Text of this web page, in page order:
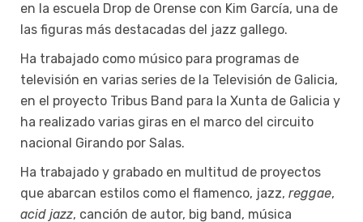
en la escuela Drop de Orense con Kim García, una de
las figuras más destacadas del jazz gallego.
Ha trabajado como músico para programas de
televisión en varias series de la Televisión de Galicia,
en el proyecto Tribus Band para la Xunta de Galicia y
ha realizado varias giras en el marco del circuito
nacional Girando por Salas.
Ha trabajado y grabado en multitud de proyectos
que abarcan estilos como el flamenco, jazz, reggae,
acid jazz, canción de autor, big band, música